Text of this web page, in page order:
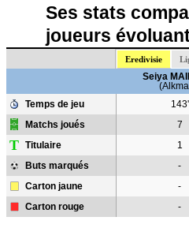
Ses stats
joueurs
Eredivisie
Seiya
Temps de jeu
143'
Matchs joués 7
T Titulaire 1
Buts marqués -
Carton jaune -
Carton rouge -